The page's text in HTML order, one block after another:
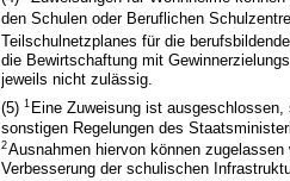
den Schulen oder Beruflichen
Teilschulnetzplanes für die
die Bewirtschaftung mit
jeweils nicht zulässig.
(5)1 Eine Zuweisung ist
sonstigen Regelungen des
2Ausnahmen hiervon können
Verbesserung der schulischen